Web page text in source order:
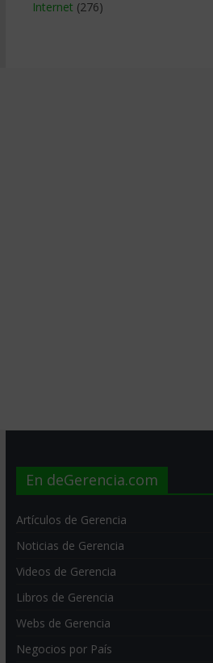
Internet (276)
En deGerencia.com
Artículos de Gerencia
Noticias de Gerencia
Videos de Gerencia
Libros de Gerencia
Webs de Gerencia
Negocios por País